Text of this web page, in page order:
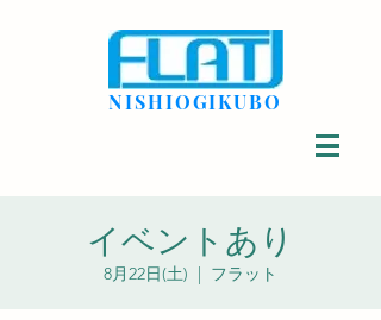
NISHIOGIKUBO
イベントあり
8月22日(土)
  |
フラット